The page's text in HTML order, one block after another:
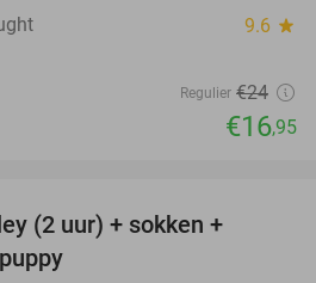
9.6 star
Regulier €24
€16,95
(2 uur) + sokken +